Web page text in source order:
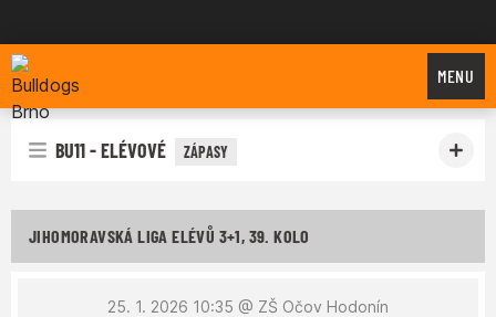
Bulldogs Brno
MENU
BU11 - ELÉVOVÉ ZÁPASY
JIHOMORAVSKÁ LIGA ELÉVŮ 3+1, 39. KOLO
25. 1. 2026 10:35 @ ZŠ Očov Hodonín